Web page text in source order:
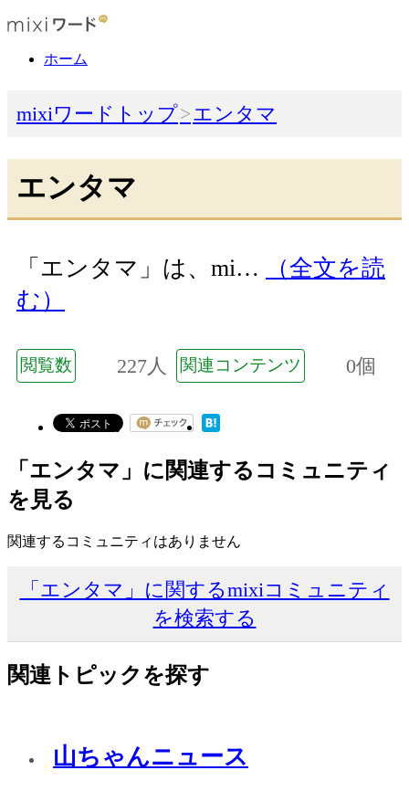
ホーム
mixiワードトップ エンタマ
エンタマ
「エンタマ」は、mi…
（全文を読
む）
閲覧数 227人 関連コンテンツ 0個
「エンタマ」に関連するコミュニティ
を見る
関連するコミュニティはありません
「エンタマ」に関するmixiコミュニティ
を検索する
関連トピックを探す
山ちゃんニュース